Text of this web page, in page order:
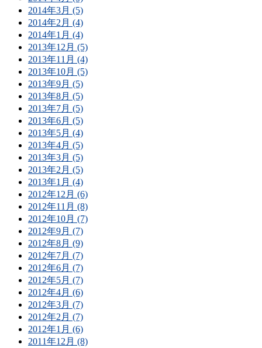
2014年3月 (5)
2014年2月 (4)
2014年1月 (4)
2013年12月 (5)
2013年11月 (4)
2013年10月 (5)
2013年9月 (5)
2013年8月 (5)
2013年7月 (5)
2013年6月 (5)
2013年5月 (4)
2013年4月 (5)
2013年3月 (5)
2013年2月 (5)
2013年1月 (4)
2012年12月 (6)
2012年11月 (8)
2012年10月 (7)
2012年9月 (7)
2012年8月 (9)
2012年7月 (7)
2012年6月 (7)
2012年5月 (7)
2012年4月 (6)
2012年3月 (7)
2012年2月 (7)
2012年1月 (6)
2011年12月 (8)